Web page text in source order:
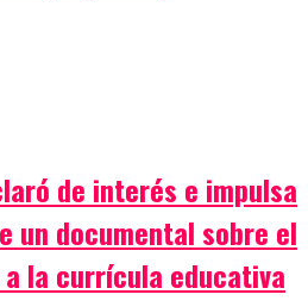
de interés e impulsa
un documental sobre el
la currícula educativa